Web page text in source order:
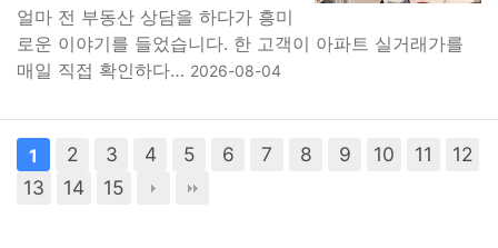
얼마 전 부동산 상담을 하다가 흥미
로운 이야기를 들었습니다. 한 고객이 아파트 실거래가를
매일 직접 확인하다… 2026-08-04
1 2 3 4 5 6 7 8 9 10 11
12
13
14 15